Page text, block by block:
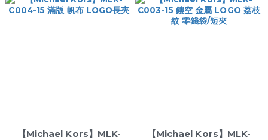
【Michael Kors】MLK-
【Michael Kors】MLK-